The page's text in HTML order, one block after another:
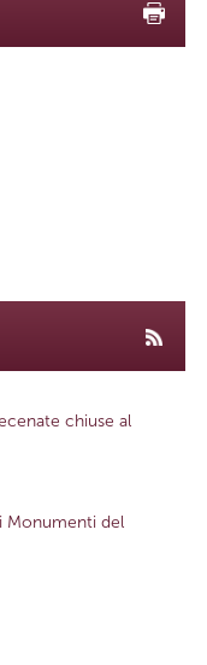
chiuse al
Monumenti del